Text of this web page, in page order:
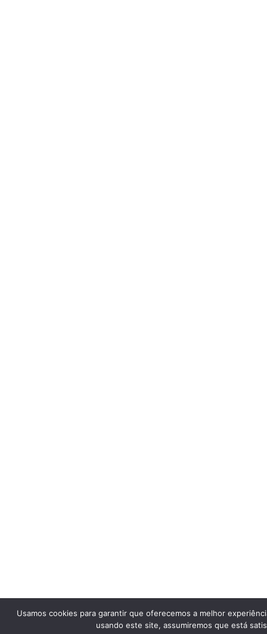
Usamos cookies para garantir que oferecemos a melhor
usando este site, assumiremos que está